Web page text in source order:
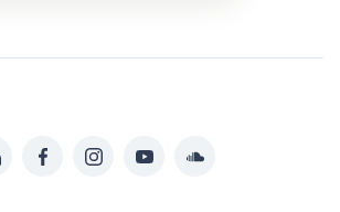
LinkedInFacebookInstagramYouTubeSoundcloud